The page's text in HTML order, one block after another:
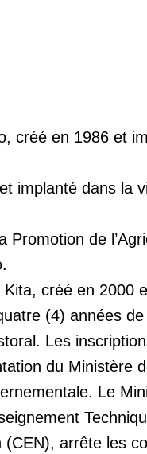
créé en 1986 et
implanté dans la
Promotion de
créé en 2000
(4) années
Les
du Ministère
Le
(CEN), arrête les